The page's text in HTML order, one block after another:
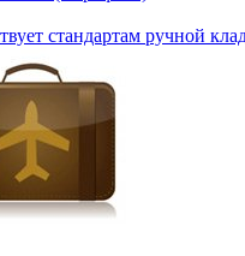
стандартам ручной